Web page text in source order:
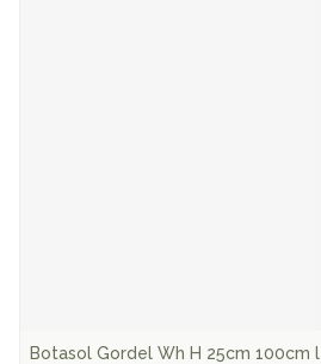
Botasol Gordel Wh H 25cm 100cm l